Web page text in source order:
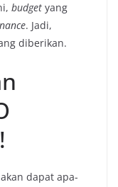
budget yang
. Jadi,
diberikan.
dapat apa-